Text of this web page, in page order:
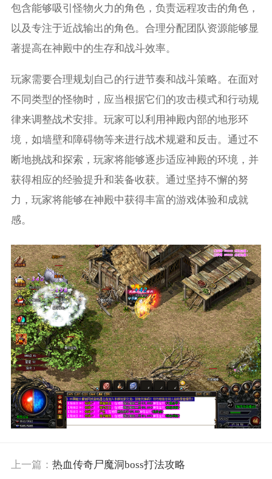
包含能够吸引怪物火力的角色，负责远程攻击的角色，
以及专注于近战输出的角色。合理分配团队资源能够显
著提高在神殿中的生存和战斗效率。
玩家需要合理规划自己的行进节奏和战斗策略。在面对
不同类型的怪物时，应当根据它们的攻击模式和行动规
律来调整战术安排。玩家可以利用神殿内部的地形环
境，如墙壁和障碍物等来进行战术规避和反击。通过不
断地挑战和探索，玩家将能够逐步适应神殿的环境，并
获得相应的经验提升和装备收获。通过坚持不懈的努
力，玩家将能够在神殿中获得丰富的游戏体验和成就
感。
上一篇： 热血传奇尸魔洞boss打法攻略